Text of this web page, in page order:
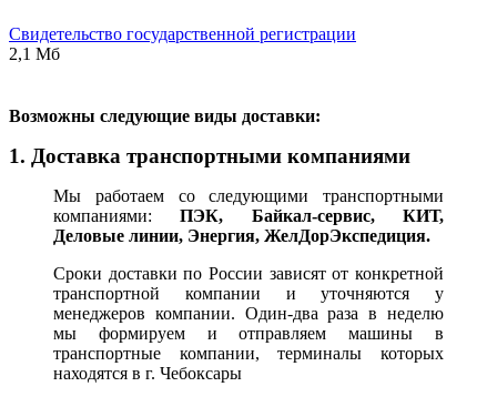
Свидетельство государственной регистрации
2,1 Мб
Возможны следующие виды доставки:
1. Доставка транспортными компаниями
Мы работаем со следующими транспортными
компаниями:ПЭК, Байкал-сервис, КИТ,
Деловые линии, Энергия, ЖелДорЭкспедиция.
Сроки доставки по России зависят от конкретной
транспортной компании и уточняются у
менеджеров компании. Один-два раза в неделю
мы формируем и отправляем машины в
транспортные компании, терминалы которых
находятся в г. Чебоксары